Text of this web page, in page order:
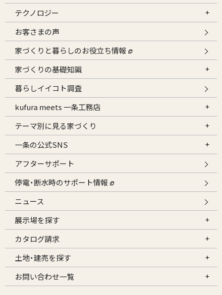
テクノロジー
お客さまの声
家づくりと暮らしのお役立ち情報
家づくりの基礎知識
暮らしイイコト調査
kufura meets 一条工務店
テーマ別に見る家づくり
一条の公式SNS
アフターサポート
停電・断水時のサポート情報
ニュース
展示場を探す
カタログ請求
土地・建売を探す
お問い合わせ一覧